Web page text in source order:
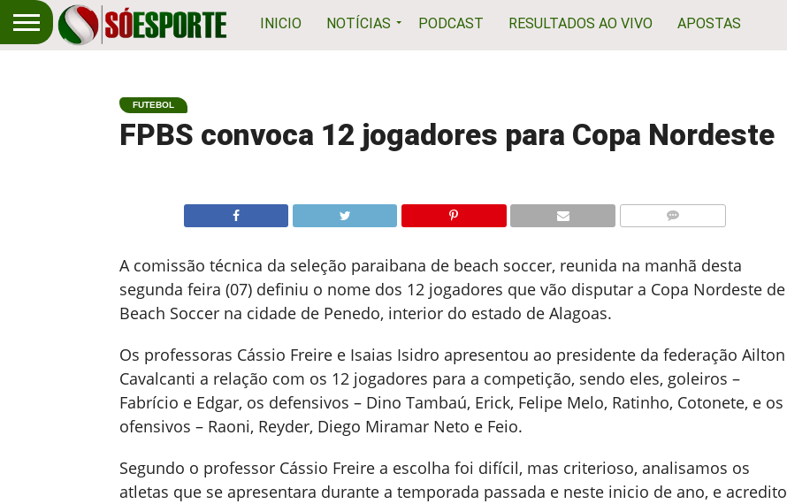
INICIO NOTÍCIAS PODCAST RESULTADOS AO VIVO APOSTAS
FUTEBOL
FPBS convoca 12 jogadores para Copa Nordeste
A comissão técnica da seleção paraibana de beach soccer, reunida na manhã desta
segunda feira (07) definiu o nome dos 12 jogadores que vão disputar a Copa Nordeste de
Beach Soccer na cidade de Penedo, interior do estado de Alagoas.
Os professoras Cássio Freire e Isaias Isidro apresentou ao presidente da federação Ailton
Cavalcanti a relação com os 12 jogadores para a competição, sendo eles, goleiros –
Fabrício e Edgar, os defensivos – Dino Tambaú, Erick, Felipe Melo, Ratinho, Cotonete, e os
ofensivos – Raoni, Reyder, Diego Miramar Neto e Feio.
Segundo o professor Cássio Freire a escolha foi difícil, mas criterioso, analisamos os
atletas que se apresentara durante a temporada passada e neste inicio de ano, e acredito